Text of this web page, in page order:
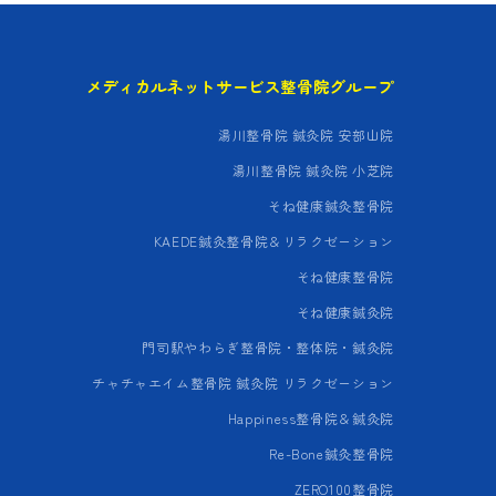
メディカルネットサービス整骨院グループ
湯川整骨院 鍼灸院 安部山院
湯川整骨院 鍼灸院 小芝院
そね健康鍼灸整骨院
KAEDE鍼灸整骨院＆リラクゼーション
そね健康整骨院
そね健康鍼灸院
門司駅やわらぎ整骨院・整体院・鍼灸院
チャチャエイム整骨院 鍼灸院 リラクゼーション
Happiness整骨院＆鍼灸院
Re-Bone鍼灸整骨院
ZERO100整骨院